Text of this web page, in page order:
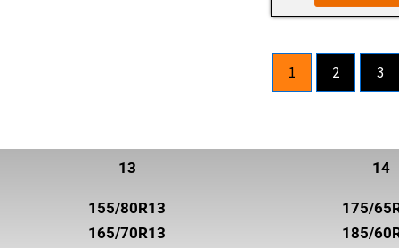
SUNNY
1 2 3
13
155/80R13
165/70R13
14
175/
185/